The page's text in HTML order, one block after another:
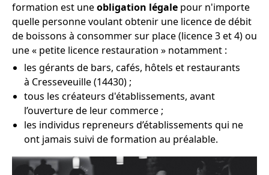
formation est uneobligation légale pour n'importe
quelle personne voulant obtenir une licence de débit
de boissons à consommer sur place (licence 3 et 4) ou
une « petite licence restauration » notamment :
les gérants de bars, cafés, hôtels et restaurants
à Cresseveuille (14430) ;
tous les créateurs d'établissements, avant
l’ouverture de leur commerce ;
les individus repreneurs d’établissements qui ne
ont jamais suivi de formation au préalable.